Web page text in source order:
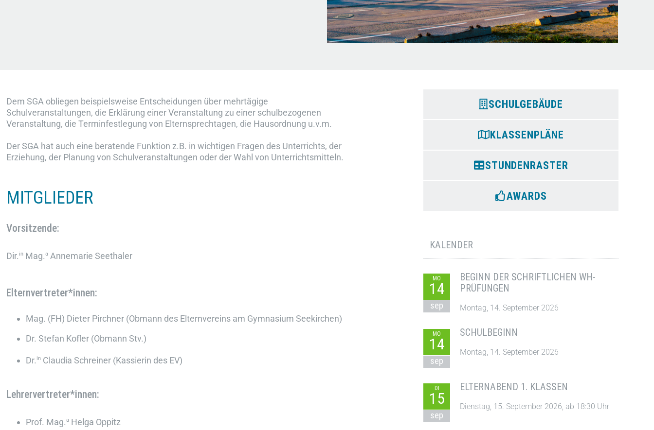
Dem SGA obliegen beispielsweise Entscheidungen über mehrtägige
Schulveranstaltungen, die Erklärung einer Veranstaltung zu einer schulbezogenen
Veranstaltung, die Terminfestlegung von Elternsprechtagen, die Hausordnung u.v.m.
Der SGA hat auch eine beratende Funktion z.B. in wichtigen Fragen des Unterrichts, der
Erziehung, der Planung von Schulveranstaltungen oder der Wahl von Unterrichtsmitteln.
MITGLIEDER
Vorsitzende:
Dir. in Mag.a Annemarie Seethaler
Elternvertreter*innen:
Mag. (FH) Dieter Pirchner (Obmann des Elternvereins am Gymnasium Seekirchen)
Dr. Stefan Kofler (Obmann Stv.)
Dr. in Claudia Schreiner (Kassierin des EV)
Lehrervertreter*innen:
Prof. Mag.a Helga Oppitz
SCHULGEBÄUDE
KLASSENPLÄNE
STUNDENRASTER
AWARDS
KALENDER
MO
14
sep
BEGINN DER SCHRIFTLICHEN WH-
PRÜFUNGEN
Montag, 14. September 2026
MO
14
sep
SCHULBEGINN
Montag, 14. September 2026
DI
15
sep
ELTERNABEND 1. KLASSEN
Dienstag, 15. September 2026, ab 18:30 Uhr